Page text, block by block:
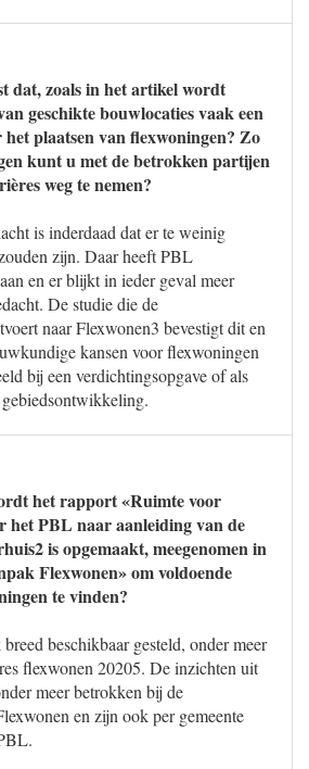
dat, zoals in het artikel wordt
geschikte bouwlocaties vaak een
plaatsen van flexwoningen? Zo
kunt u met de betrokken partijen
weg te nemen?
is inderdaad dat er te weinig
zijn. Daar heeft PBL
en er blijkt in ieder geval meer
De studie die de
naar Flexwonen3 bevestigt dit en
kansen voor flexwoningen
bij een verdichtingsopgave of als
het rapport «Ruimte voor
het PBL naar aanleiding van de
is opgemaakt, meegenomen in
Flexwonen» om voldoende
te vinden?
beschikbaar gesteld, onder meer
flexwonen 20205. De inzichten uit
meer betrokken bij de
en zijn ook per gemeente